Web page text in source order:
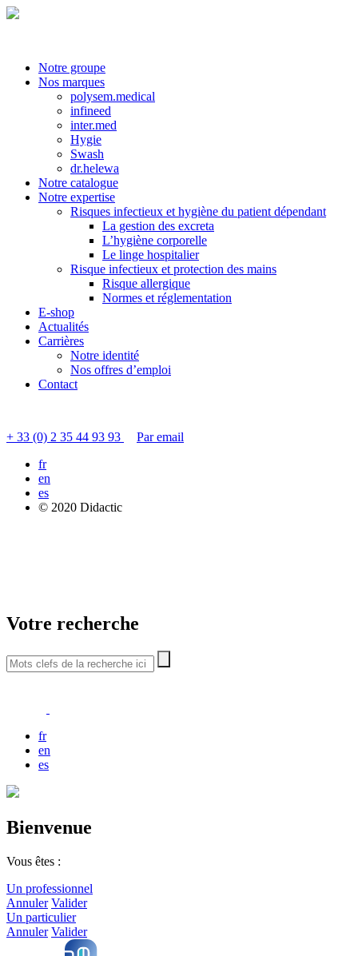
Notre groupe
Nos marques
polysem.medical
infineed
inter.med
Hygie
Swash
dr.helewa
Notre catalogue
Notre expertise
Risques infectieux et hygiène du patient dépendant
La gestion des excreta
L’hygiène corporelle
Le linge hospitalier
Risque infectieux et protection des mains
Risque allergique
Normes et réglementation
E-shop
Actualités
Carrières
Notre identité
Nos offres d’emploi
Contact
+ 33 (0) 2 35 44 93 93
Par email
fr
en
es
© 2020 Didactic
Votre recherche
fr
en
es
Bienvenue
Vous êtes :
Un professionnel
Annuler Valider
Un particulier
Annuler Valider